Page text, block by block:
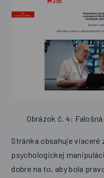
Obrázok č. 4:
Stránka obsahuje viaceré
psychologickej
dobre na to, aby bola